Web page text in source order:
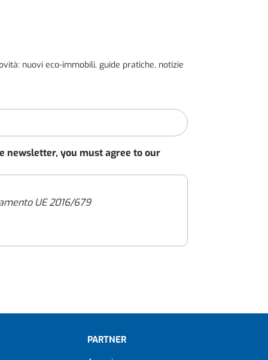
nuovi eco-immobili, guide pratiche, notizie
newsletter, you must agree to our
UE 2016/679
(l’“Informativa”), intendiamo rinnovarti
che il trattamento dei dati
delle tutele e dei diritti riconosciuti dal
in tema di protezione dei dati personali.
PARTNER